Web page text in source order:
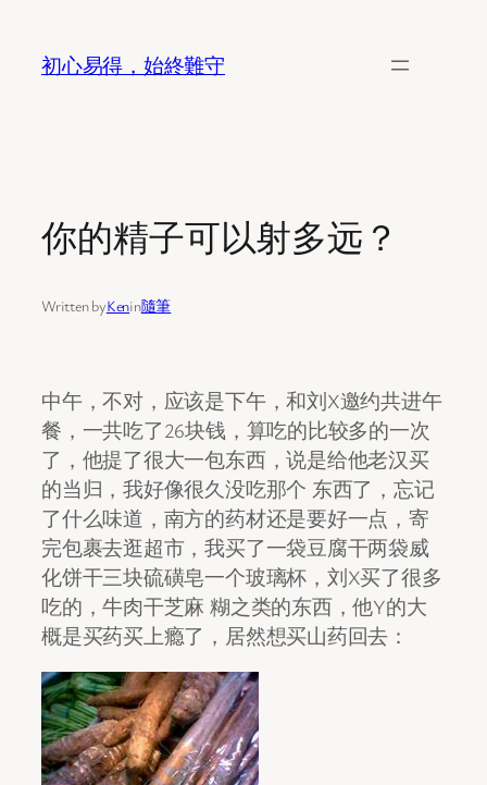
content
初心易得，始終難守
你的精子可以射多远？
Written byKenin隨筆
中午，不对，应该是下午，和刘X邀约共进午
餐，一共吃了26块钱，算吃的比较多的一次
了，他提了很大一包东西，说是给他老汉买
的当归，我好像很久没吃那个 东西了，忘记
了什么味道，南方的药材还是要好一点，寄
完包裹去逛超市，我买了一袋豆腐干两袋威
化饼干三块硫磺皂一个玻璃杯，刘X买了很多
吃的，牛肉干芝麻 糊之类的东西，他Y的大
概是买药买上瘾了，居然想买山药回去：